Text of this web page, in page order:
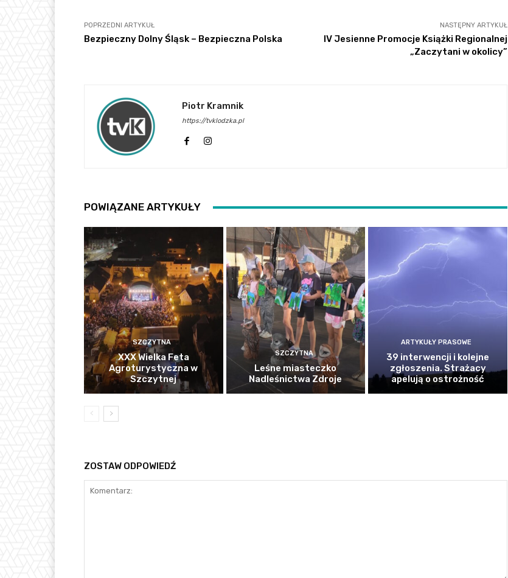
POPRZEDNI ARTYKUŁ
Bezpieczny Dolny Śląsk – Bezpieczna Polska
NASTĘPNY ARTYKUŁ
IV Jesienne Promocje Książki Regionalnej
„Zaczytani w okolicy”
Piotr Kramnik
https://tvklodzka.pl
POWIĄZANE ARTYKUŁY
SZCZYTNA
XXX Wielka Feta
Agroturystyczna w
Szczytnej
SZCZYTNA
Leśne miasteczko
Nadleśnictwa Zdroje
ARTYKUŁY PRASOWE
39 interwencji i kolejne
zgłoszenia. Strażacy
apelują o ostrożność
ZOSTAW ODPOWIEDŹ